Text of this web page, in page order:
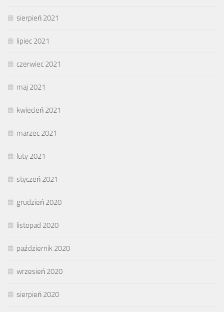
sierpień 2021
lipiec 2021
czerwiec 2021
maj 2021
kwiecień 2021
marzec 2021
luty 2021
styczeń 2021
grudzień 2020
listopad 2020
październik 2020
wrzesień 2020
sierpień 2020